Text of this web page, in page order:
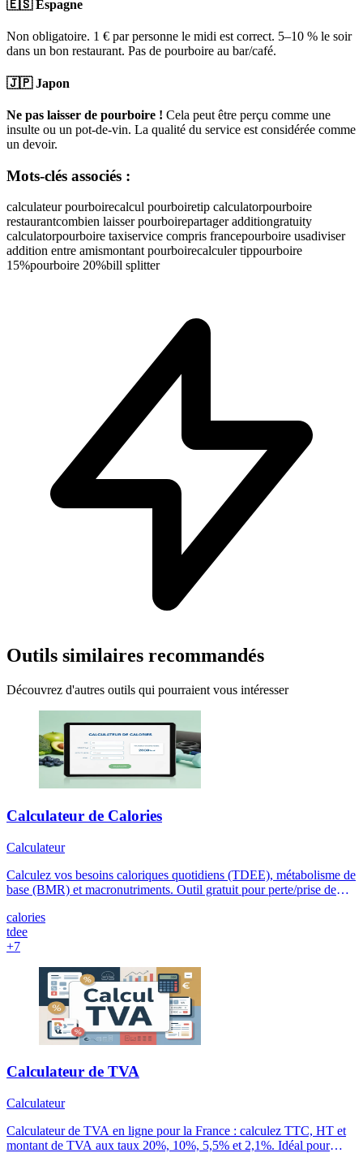
🇪🇸 Espagne
Non obligatoire. 1 € par personne le midi est correct. 5–10 % le soir
dans un bon restaurant. Pas de pourboire au bar/café.
🇯🇵 Japon
Ne pas laisser de pourboire ! Cela peut être perçu comme une
insulte ou un pot-de-vin. La qualité du service est considérée comme
un devoir.
Mots-clés associés :
calculateur pourboirecalcul pourboiretip calculatorpourboire
restaurantcombien laisser pourboirepartager additiongratuity
calculatorpourboire taxiservice compris francepourboire usadiviser
addition entre amismontant pourboirecalculer tippourboire
15%pourboire 20%bill splitter
Outils similaires recommandés
Découvrez d'autres outils qui pourraient vous intéresser
Calculateur de Calories
Calculateur
Calculez vos besoins caloriques quotidiens (TDEE), métabolisme de
base (BMR) et macronutriments. Outil gratuit pour perte/prise de
calories
tdee
+7
Calculateur de TVA
Calculateur
Calculateur de TVA en ligne pour la France : calculez TTC, HT et
montant de TVA aux taux 20%, 10%, 5,5% et 2,1%. Idéal pour